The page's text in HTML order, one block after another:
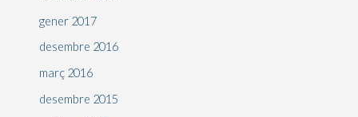
gener 2017
desembre 2016
març 2016
desembre 2015